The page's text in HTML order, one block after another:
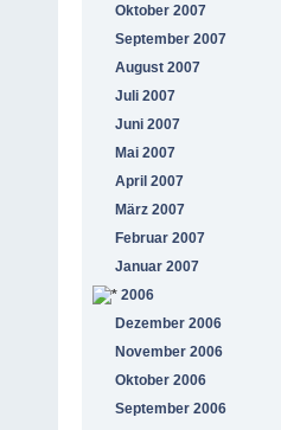
Oktober 2007
September 2007
August 2007
Juli 2007
Juni 2007
Mai 2007
April 2007
März 2007
Februar 2007
Januar 2007
2006
Dezember 2006
November 2006
Oktober 2006
September 2006